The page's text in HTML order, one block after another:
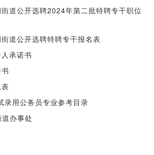
道公开选聘2024年第二批特聘专干职位
道公开选聘特聘专干报名表
承诺书
用公务员专业参考目录
办事处